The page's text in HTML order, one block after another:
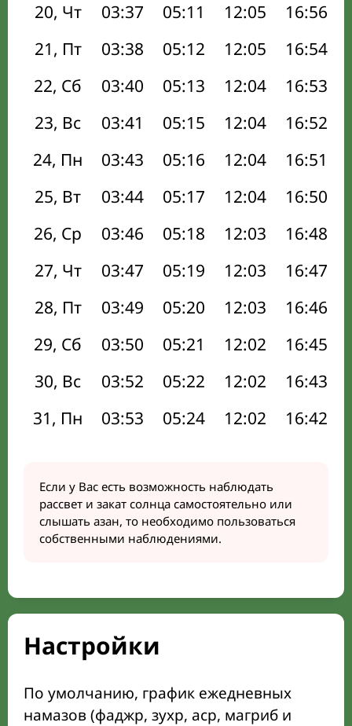
20, Чт
03:37 05:11 12:05 16:56
21, Пт
03:38 05:12 12:05 16:54
22, Сб
03:40 05:13 12:04 16:53
23, Вс
03:41 05:15 12:04 16:52
24, Пн
03:43 05:16 12:04 16:51
25, Вт
03:44 05:17 12:04 16:50
26, Ср
03:46 05:18 12:03 16:48
27, Чт
03:47 05:19 12:03 16:47
28, Пт
03:49 05:20 12:03 16:46
29, Сб
03:50 05:21 12:02 16:45
30, Вс
03:52 05:22 12:02 16:43
31, Пн
03:53 05:24 12:02 16:42
Если у Вас есть возможность наблюдать
рассвет и закат солнца самостоятельно или
слышать азан, то необходимо пользоваться
собственными наблюдениями.
Настройки
По умолчанию, график ежедневных
намазов (фаджр, зухр, аср, магриб и